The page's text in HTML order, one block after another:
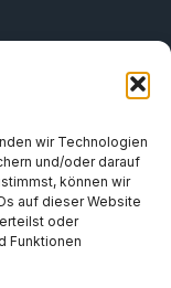
wir Technologien
und/oder darauf
können wir
auf dieser Website
oder
Funktionen